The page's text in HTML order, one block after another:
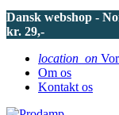
Dansk webshop -
kr. 29,-
location_on
Om os
Kontakt os